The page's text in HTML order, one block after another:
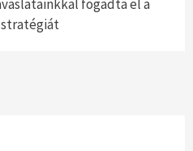
fogadta el a